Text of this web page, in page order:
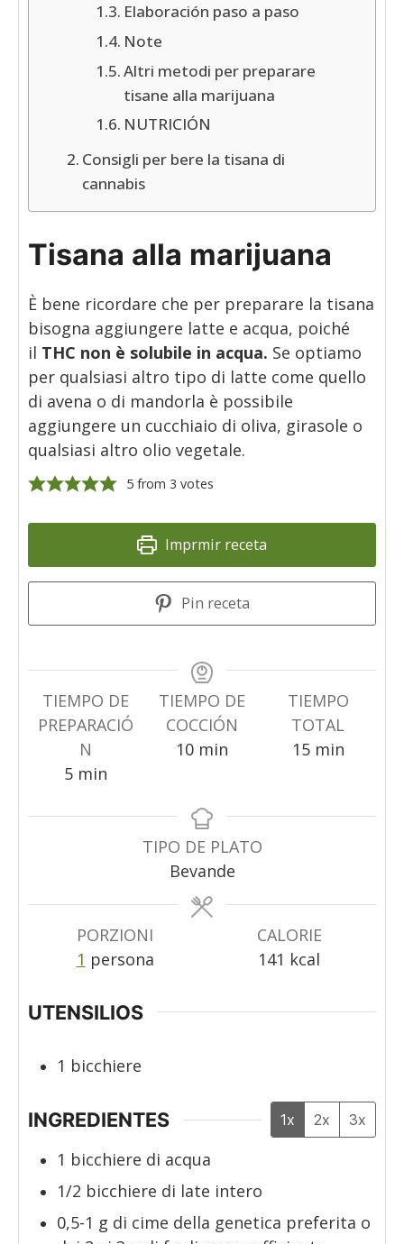
Elaboración paso a paso
Note
Altri metodi per preparare
tisane alla marijuana
NUTRICIÓN
Consigli per bere la tisana di
cannabis
Tisana alla marijuana
È bene ricordare che per preparare la tisana
bisogna aggiungere latte e acqua, poiché
il THC non è solubile in acqua. Se optiamo
per qualsiasi altro tipo di latte come quello
di avena o di mandorla è possibile
aggiungere un cucchiaio di oliva, girasole o
qualsiasi altro olio vegetale.
5from 3 votes
Imprmir receta
Pin receta
TIEMPO DE
PREPARACIÓ
N
5minuti
min
TIEMPO DE
COCCIÓN
10minuti
min
TIEMPO
TOTAL
15minuti
min
TIPO DE PLATO
Bevande
PORZIONI
1 persona
CALORIE
141 kcal
UTENSILIOS
1 bicchiere
INGREDIENTES 1x 2x 3x
1 bicchiere di acqua
1/2 bicchiere di late intero
0,5-1 g di cime della genetica preferita o